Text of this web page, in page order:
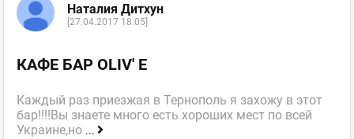
Наталия Дитхун
[27.04.2017 18:05]
КАФЕ БАР OLIV' E
Каждый раз приезжая в Тернополь я захожу в этот
бар!!!!Вы знаете много есть хороших мест по всей
Украине,но ...